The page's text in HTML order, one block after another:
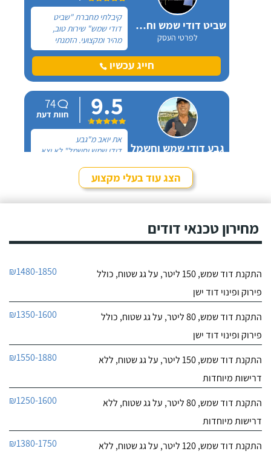
שביט דודי שמש וחשמל בע"מ
לפרטי העסק
קיבלתי מחברת "שביט
דודי שמש" שירות טוב,
מהיר ומקצועי. הזמנתי
אותם לא מזמן, כשהתפוצץ
לי הדוד שמש של הדירה.חייג עכשיו
גבע דודי שמש וחשמל
9.5
74
חוות דעת
את יואב מ"גבע
דודי שמש וחשמל" לא יצא
כל ההתקשרות איתו הייתה
דרך הטלפון. מדובר בדודחייג עכשיו
כרומגן דודי שמש
לפרטי העסק
מהשירות של חברת "טל
קולט, יצרתי קשר טלפונית
דניאל, הוא היה מקסים
ואדיב וכבר מהרגע הראשון
התרשמתי ממנו לטובה.
חייג עכשיו
הצג עוד בעלי מקצוע
מחירון טכנאי דודים
התקנת דוד שמש, 150 ליטר, על גג שטוח, כולל
פירוק ופינוי דוד ישן
₪1480-1850
התקנת דוד שמש, 80 ליטר, על גג שטוח, כולל
פירוק ופינוי דוד ישן
₪1350-1600
התקנת דוד שמש, 150 ליטר, על גג שטוח, ללא
דרישות מיוחדות
₪1550-1880
התקנת דוד שמש, 80 ליטר, על גג שטוח, ללא
דרישות מיוחדות
₪1250-1600
התקנת דוד שמש, 120 ליטר, על גג שטוח, ללא
₪1380-1750